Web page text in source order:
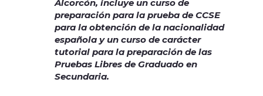
Alcorcón, incluye un curso de
preparación para la prueba de CCSE
para la obtención de la nacionalidad
española y un curso de carácter
tutorial para la preparación de las
Pruebas Libres de Graduado en
Secundaria.